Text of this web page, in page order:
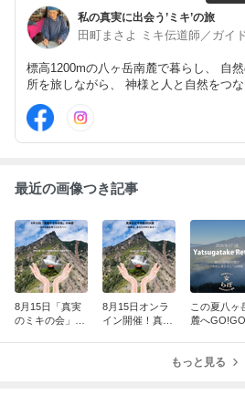
私の真実に出会う’ミキ’の旅
標高1200mの八ヶ岳南麓で暮らし、 自
所を旅しながら、 神様と人と自然をつ
最近の画像つき記事
8月15日「真実
のミキの会」の
8月15日オンラ
イン開催！真実
この夏八ヶ
麓へ
ヶ岳南麓リ
もっと見る